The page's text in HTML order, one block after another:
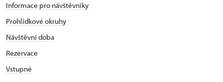
Informace pro návštěvníky
Prohlídkové okruhy
Návštěvní doba
Rezervace
Vstupné